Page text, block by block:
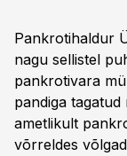
Pankrotihaldur
nagu sellistel
pankrotivara
pandiga
ametlikult
võrreldes